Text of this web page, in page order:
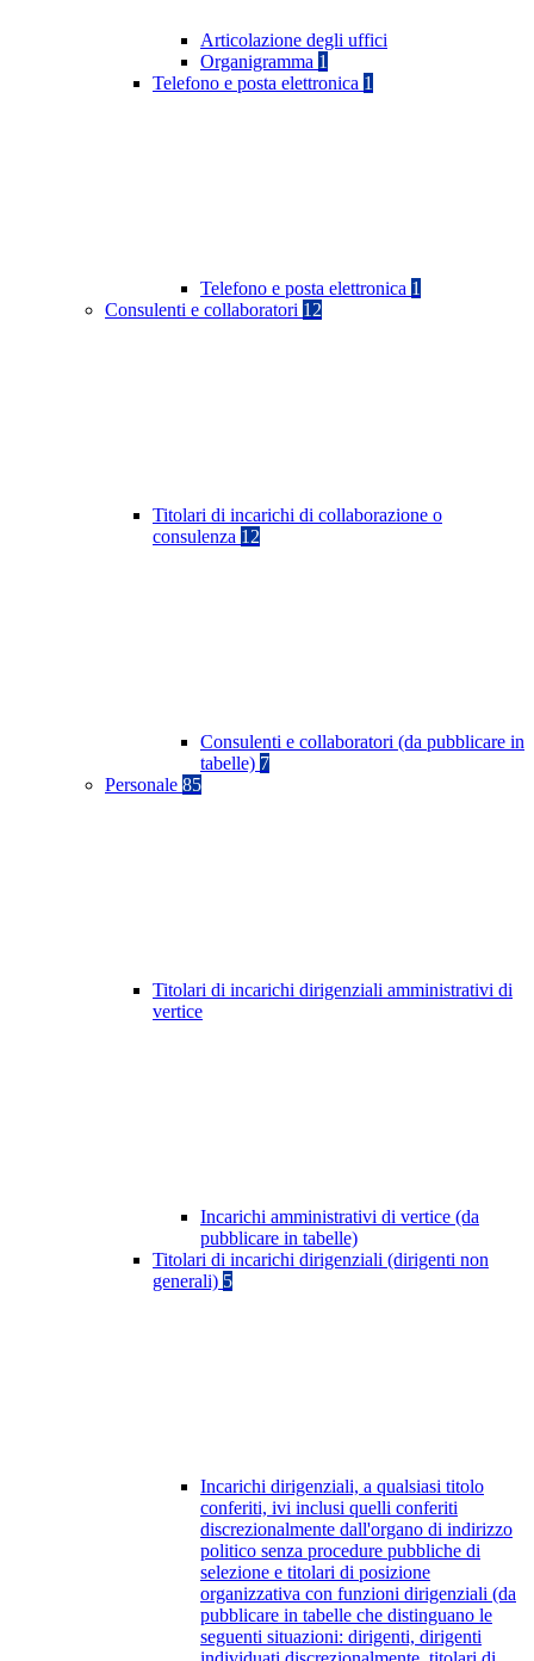
Articolazione degli uffici
Organigramma 1
Telefono e posta elettronica 1
Telefono e posta elettronica 1
Consulenti e collaboratori 12
Titolari di incarichi di collaborazione o
consulenza 12
Consulenti e collaboratori (da pubblicare in
tabelle) 7
Personale 85
Titolari di incarichi dirigenziali amministrativi di
vertice
Incarichi amministrativi di vertice (da
pubblicare in tabelle)
Titolari di incarichi dirigenziali (dirigenti non
generali) 5
Incarichi dirigenziali, a qualsiasi titolo
conferiti, ivi inclusi quelli conferiti
discrezionalmente dall'organo di indirizzo
politico senza procedure pubbliche di
selezione e titolari di posizione
organizzativa con funzioni dirigenziali (da
pubblicare in tabelle che distinguano le
seguenti situazioni: dirigenti, dirigenti